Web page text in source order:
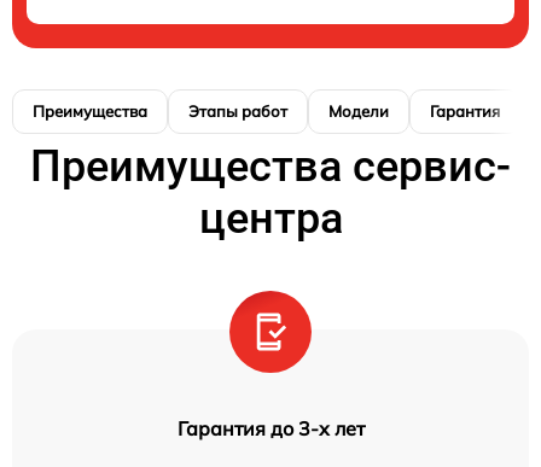
Преимущества Этапы работ Модели Гарантия
Преимущества сервис-
центра
Гарантия до 3-х лет